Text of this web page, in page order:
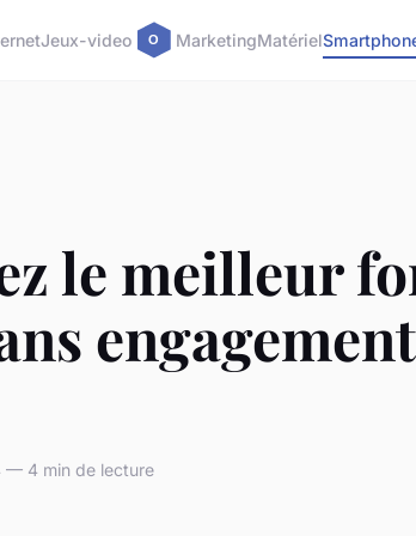
Jeux-video MarketingMatériel
le meilleur
4 min de lecture